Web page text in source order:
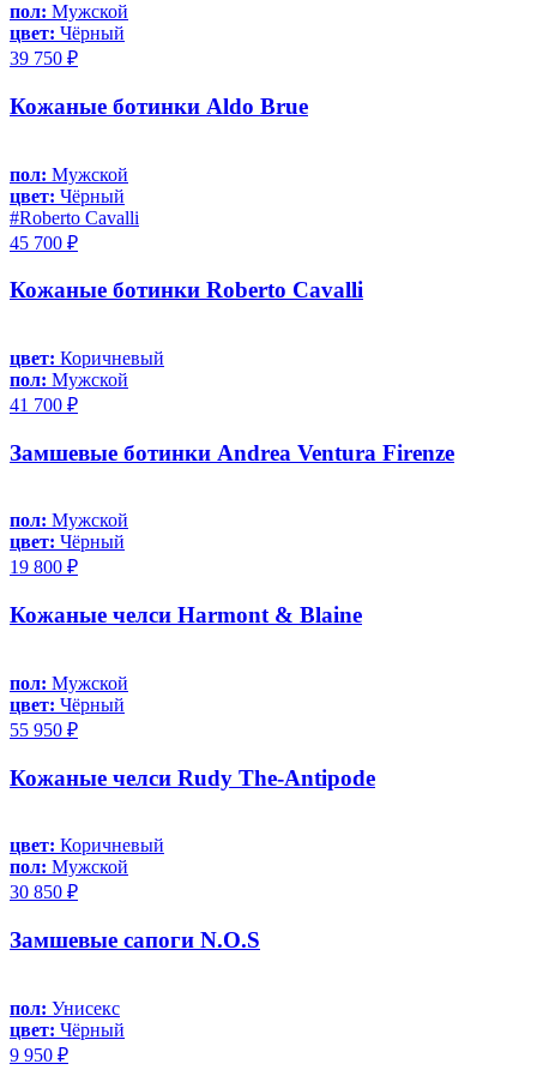
пол: Мужской
цвет: Чёрный
39 750 ₽
Кожаные ботинки Aldo Brue
пол: Мужской
цвет: Чёрный
#Roberto Cavalli
45 700 ₽
Кожаные ботинки Roberto Cavalli
цвет: Коричневый
пол: Мужской
41 700 ₽
Замшевые ботинки Andrea Ventura Firenze
пол: Мужской
цвет: Чёрный
19 800 ₽
Кожаные челси Harmont & Blaine
пол: Мужской
цвет: Чёрный
55 950 ₽
Кожаные челси Rudy The-Antipode
цвет: Коричневый
пол: Мужской
30 850 ₽
Замшевые сапоги N.O.S
пол: Унисекс
цвет: Чёрный
9 950 ₽